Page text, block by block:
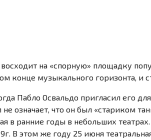
восходит на «спорную» площадку
конце музыкального горизонта, и
Пабло Освальдо пригласил его
означает, что он был «стариком
в ранние годы в небольших
В этом же году 25 июня